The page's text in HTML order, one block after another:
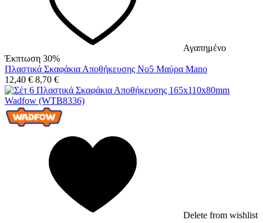
Αγαπημένο
Έκπτωση 30%
Πλαστικά Σκαφάκια Αποθήκευσης No5 Μαύρα Mano
12,40 € 8,70 €
Delete from wishlist